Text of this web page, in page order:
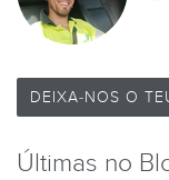
DEIXA-NOS O
Últimas no